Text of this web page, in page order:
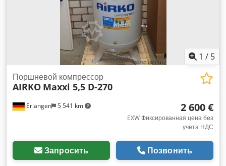
возможно. Выкуп по окончании срока аренды с оплатой
остаточной стоимости возможен. Предложение
действительно при соответствующей кредитоспособности.
У нас всегда в наличии широкий ассортимент новых и б/у
компрессоров! Немедленная доставка.
1 / 5
Erlangen 5 541 km
Поршневой компрессор
AIRKO Maxxi 5,5 D-270
2 600 €
EXW Фиксированная цена без
учета НДС
Запросить Позвонить